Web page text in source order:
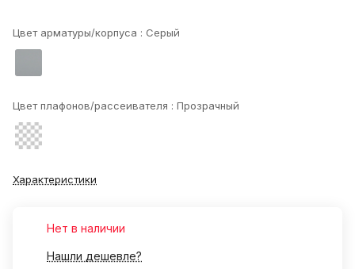
Цвет арматуры/корпуса : Серый
Цвет плафонов/рассеивателя : Прозрачный
Характеристики
Нет в наличии
Нашли дешевле?